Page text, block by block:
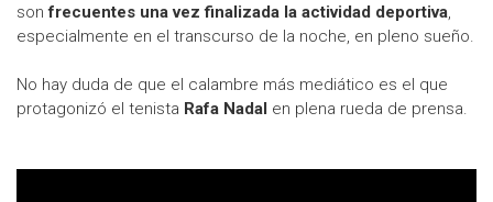
sonfrecuentes una vez finalizada la actividad deportiva,
especialmente en el transcurso de la noche, en pleno sueño.
No hay duda de que el calambre más mediático es el que
protagonizó el tenista Rafa Nadal en plena rueda de prensa.